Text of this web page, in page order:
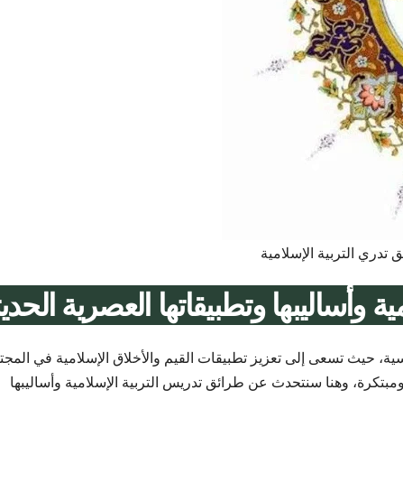
تدري التربية الإسلامية
وأساليبها وتطبيقاتها العصرية
حيث تسعى إلى تعزيز تطبيقات القيم والأخلاق الإسلامية في
وهنا سنتحدث عن طرائق تدريس التربية الإسلامية وأساليبها